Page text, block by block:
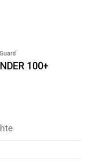
100+